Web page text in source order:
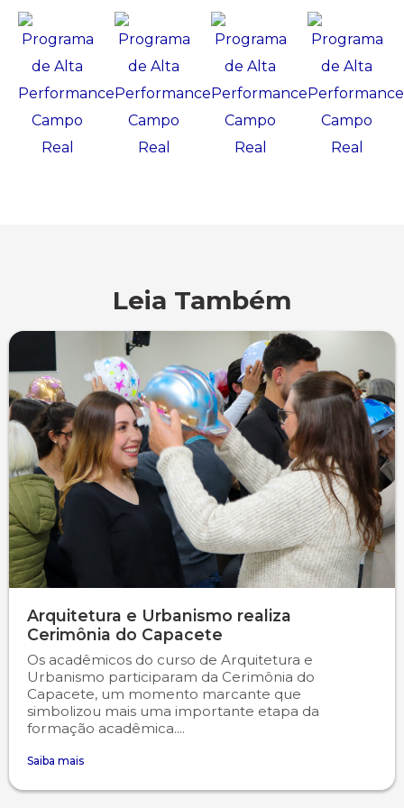
Leia Também
Arquitetura e Urbanismo realiza
Cerimônia do Capacete
Os acadêmicos do curso de Arquitetura e
Urbanismo participaram da Cerimônia do
Capacete, um momento marcante que
simbolizou mais uma importante etapa da
formação acadêmica....
Saiba mais